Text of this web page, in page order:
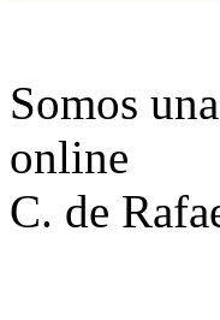
Somos
online
C. de